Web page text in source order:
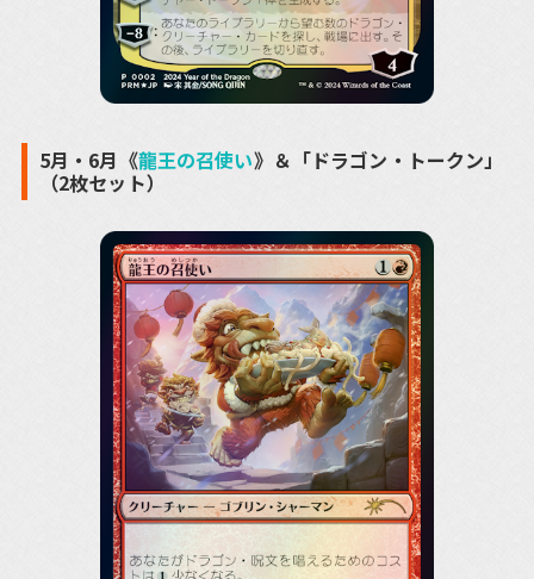
5月・6月《龍王の召使い》＆「ドラゴン・トークン」
（2枚セット）